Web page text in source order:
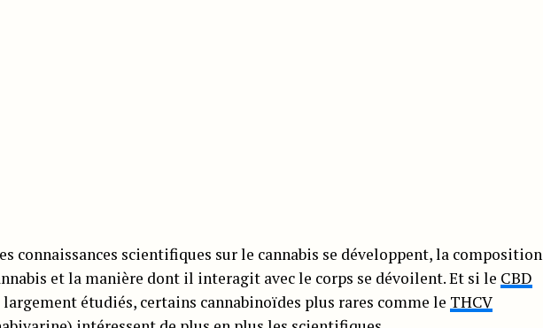
connaissances scientifiques sur le cannabis se développent, la composition
et la manière dont il interagit avec le corps se dévoilent. Et si le CBD
étudiés, certains cannabinoïdes plus rares comme le THCV